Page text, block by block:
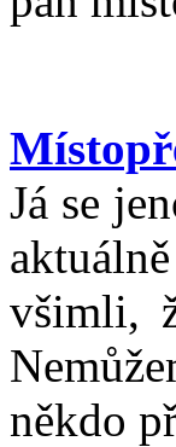
Já se
všimli,
někdo